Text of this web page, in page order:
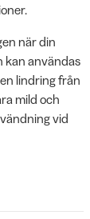
när din
kan användas
lindring från
mild och
vid